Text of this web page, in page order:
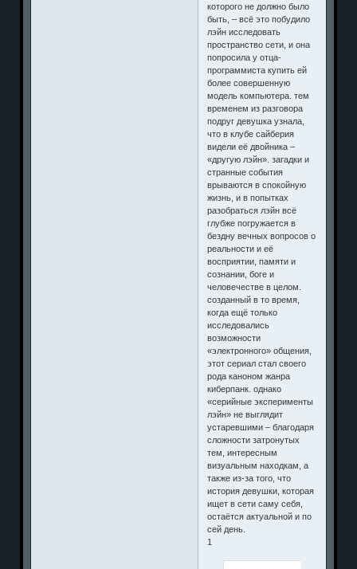
которого не должно было
быть, – всё это побудило
лэйн исследовать
пространство сети, и она
попросила у отца-
программиста купить ей
более совершенную
модель компьютера. тем
временем из разговора
подруг девушка узнала,
что в клубе сайберия
видели её двойника –
«другую лэйн». загадки и
странные события
врываются в спокойную
жизнь, и в попытках
разобраться лэйн всё
глубже погружается в
бездну вечных вопросов о
реальности и её
восприятии, памяти и
сознании, боге и
человечестве в целом.
созданный в то время,
когда ещё только
исследовались
возможности
«электронного» общения,
этот сериал стал своего
рода каноном жанра
киберпанк. однако
«серийные эксперименты
лэйн» не выглядит
устаревшими – благодаря
сложности затронутых
тем, интересным
визуальным находкам, а
также из-за того, что
история девушки, которая
ищет в сети саму себя,
остаётся актуальной и по
сей день.
1